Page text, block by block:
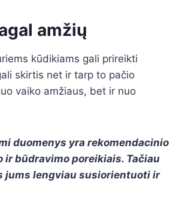
amžių
kūdikiams gali prireikti
skirtis net ir tarp to pačio
vaiko amžiaus, bet ir nuo
duomenys yra rekomendacinio
būdravimo poreikiais. Tačiau
jums lengviau susiorientuoti ir